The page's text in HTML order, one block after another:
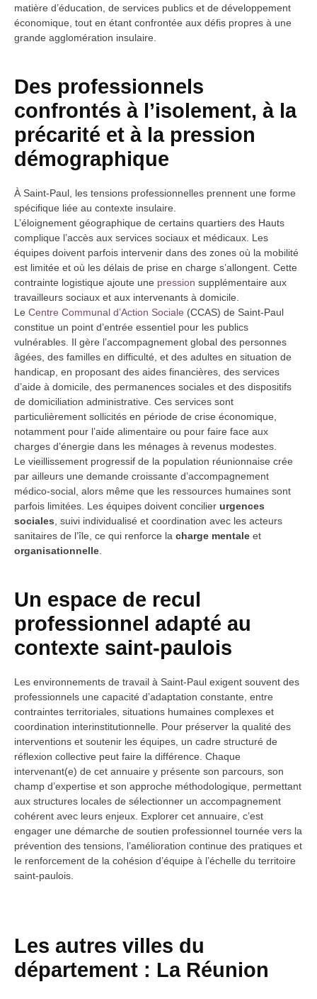
matière d’éducation, de services publics et de développement
économique, tout en étant confrontée aux défis propres à une
grande agglomération insulaire.
Des professionnels
confrontés à l’isolement, à la
précarité et à la pression
démographique
À Saint-Paul, les tensions professionnelles prennent une forme
spécifique liée au contexte insulaire.
L’éloignement géographique de certains quartiers des Hauts
complique l’accès aux services sociaux et médicaux. Les
équipes doivent parfois intervenir dans des zones où la mobilité
est limitée et où les délais de prise en charge s’allongent. Cette
contrainte logistique ajoute une pression supplémentaire aux
travailleurs sociaux et aux intervenants à domicile.
Le Centre Communal d’Action Sociale (CCAS) de Saint-Paul
constitue un point d’entrée essentiel pour les publics
vulnérables. Il gère l’accompagnement global des personnes
âgées, des familles en difficulté, et des adultes en situation de
handicap, en proposant des aides financières, des services
d’aide à domicile, des permanences sociales et des dispositifs
de domiciliation administrative. Ces services sont
particulièrement sollicités en période de crise économique,
notamment pour l’aide alimentaire ou pour faire face aux
charges d’énergie dans les ménages à revenus modestes.
Le vieillissement progressif de la population réunionnaise crée
par ailleurs une demande croissante d’accompagnement
médico-social, alors même que les ressources humaines sont
parfois limitées. Les équipes doivent concilier urgences
sociales, suivi individualisé et coordination avec les acteurs
sanitaires de l’île, ce qui renforce la charge mentale et
organisationnelle.
Un espace de recul
professionnel adapté au
contexte saint-paulois
Les environnements de travail à Saint-Paul exigent souvent des
professionnels une capacité d’adaptation constante, entre
contraintes territoriales, situations humaines complexes et
coordination interinstitutionnelle. Pour préserver la qualité des
interventions et soutenir les équipes, un cadre structuré de
réflexion collective peut faire la différence. Chaque
intervenant(e) de cet annuaire y présente son parcours, son
champ d’expertise et son approche méthodologique, permettant
aux structures locales de sélectionner un accompagnement
cohérent avec leurs enjeux. Explorer cet annuaire, c’est
engager une démarche de soutien professionnel tournée vers la
prévention des tensions, l’amélioration continue des pratiques et
le renforcement de la cohésion d’équipe à l’échelle du territoire
saint-paulois.
Les autres villes du
département : La Réunion